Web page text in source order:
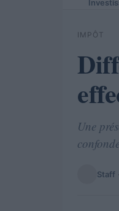
IMPÔT
Une
Staff ·